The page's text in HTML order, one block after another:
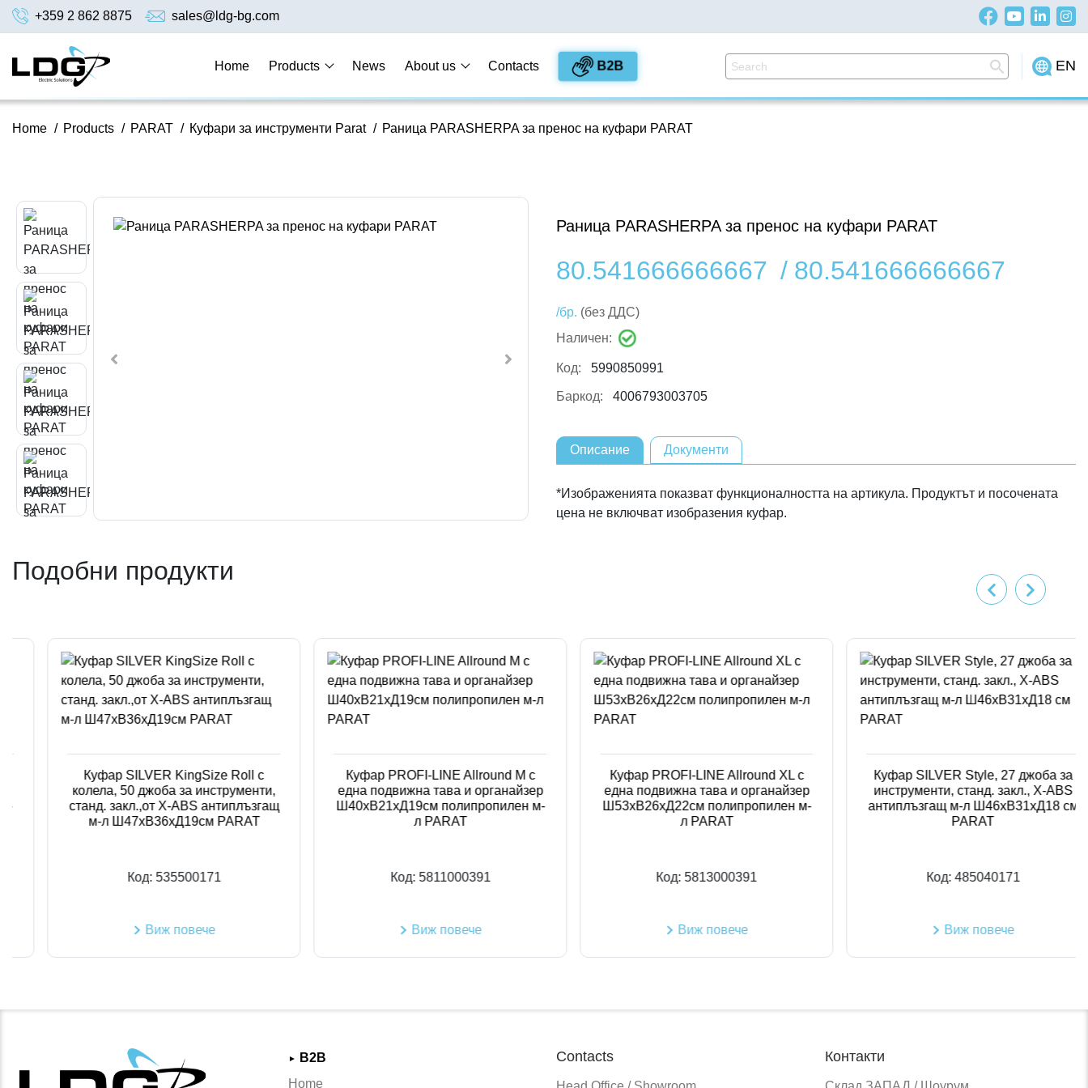
+359 2 862 8875 sales@ldg-bg.com
Home Products News About us Contacts B2B EN
/
Home /
Products /
PARAT /
Куфари за инструменти Parat Раница PARASHERPA за пренос на куфари PARAT
Раница PARASHERPA за пренос на куфари PARAT
80.541666666667
/
80.541666666667
/бр. (без ДДС)
Наличен:
Код: 5990850991
Баркод: 4006793003705
Описание Документи
*Изображенията показват функционалността на артикула. Продуктът и посочената
цена не включват изобразения куфар.
Подобни продукти
Куфар SILVER KingSize Roll с
колела, 50 джоба за инструменти,
станд. закл.,от X-ABS антиплъзгащ
м-л Ш47хВ36хД19см PARAT
Код:535500171
Виж повече
Куфар PROFI-LINE Allround M с
една подвижна тава и органайзер
Ш40хВ21хД19см полипропилен м-
л PARAT
Код:5811000391
Виж повече
Куфар PROFI-LINE Allround XL с
една подвижна тава и органайзер
Ш53хВ26хД22см полипропилен м-
л PARAT
Код:5813000391
Виж повече
Куфар SILVER Style, 27 джоба за
инструменти, станд. закл., X-ABS
антиплъзгащ м-л Ш46хВ31хД18 см
PARAT
Код:485040171
Виж повече
►
B2B
Home
Contacts Контакти